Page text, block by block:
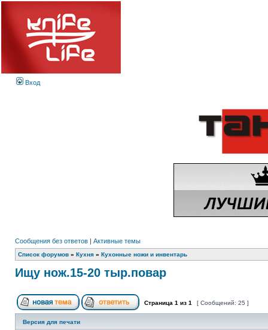
Вход
Сообщения без ответов | Активные темы
Список форумов » Кухня » Кухонные ножи и инвентарь
Ищу нож.15-20 тыр.повар
Страница 1 из 1 [ Сообщений: 25 ]
Версия для печати